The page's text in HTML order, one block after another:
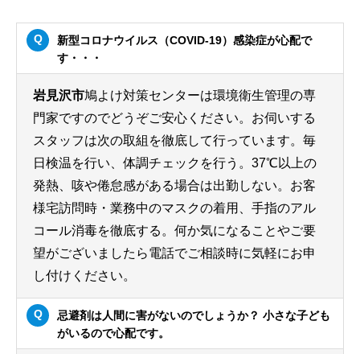
新型コロナウイルス（COVID-19）感染症が心配で
す・・・
岩見沢市鳩よけ対策センターは環境衛生管理の専
門家ですのでどうぞご安心ください。お伺いする
スタッフは次の取組を徹底して行っています。毎
日検温を行い、体調チェックを行う。37℃以上の
発熱、咳や倦怠感がある場合は出勤しない。お客
様宅訪問時・業務中のマスクの着用、手指のアル
コール消毒を徹底する。何か気になることやご要
望がございましたら電話でご相談時に気軽にお申
し付けください。
忌避剤は人間に害がないのでしょうか？ 小さな子ども
がいるので心配です。